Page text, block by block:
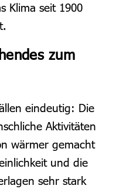
Klima seit 1900
zum
eindeutig: Die
Aktivitäten
wärmer gemacht
und die
sehr stark